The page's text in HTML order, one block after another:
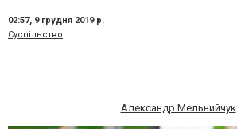
02:57, 9 грудня 2019 р.
Суспільство
Александр Мельнийчук